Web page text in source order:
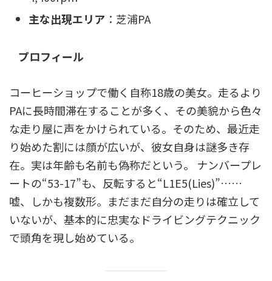
主な出現エリア ：芝浦PA
プロフィール
コーヒーショップで働く自称18歳の美女。走るより
PAに長時間滞在することが多く、その美貌から色々
な走り屋に声をかけられている。そのため、最近走
り始めた割には顔が広いが、彼女自身は謎多き存
在。実は年齢も名前も偽称だという。 ナンバープレ
ートの“53-17”も、反転すると“L1E5(Lies)”……
嘘、しかも複数形。まだまだ自分の走りは確立して
いないが、基本的に忠実なドライビングテクニック
で頭角を現し始めている。